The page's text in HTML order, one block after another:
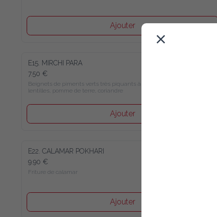
Ajouter
E15. MIRCHI PARA
7.50 €
Beignets de piments verts très piquants à la farine de
lentilles, pomme de terre, coriandre
Ajouter
E22. CALAMAR POKHARI
9.90 €
Friture de calamar
Ajouter